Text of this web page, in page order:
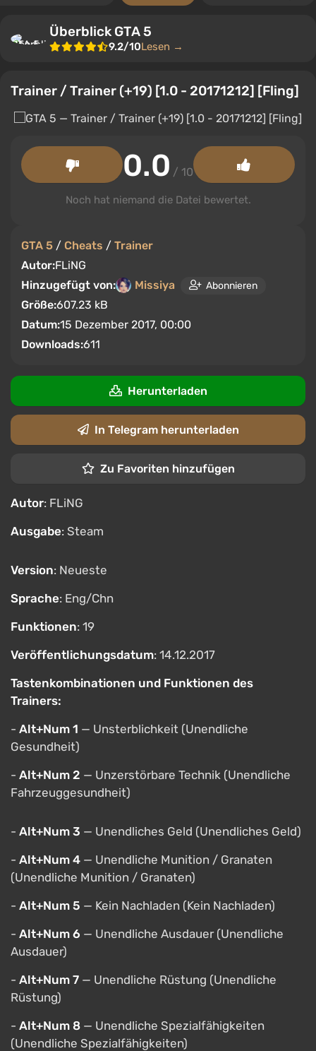
Überblick GTA 5
9.2/10Lesen →
Trainer / Trainer (+19) [1.0 - 20171212] [Fling]
GTA 5 / Cheats / Trainer
Autor:FLiNG
Hinzugefügt von:
Missiya Abonnieren
Größe:607.23 kB
Datum:15 Dezember 2017, 00:00
Downloads:611
0.0 / 10
Noch hat niemand die Datei bewertet.
Herunterladen
In Telegram herunterladen
Zu Favoriten hinzufügen
Autor: FLiNG
Ausgabe: Steam
Version: Neueste
Sprache: Eng/Chn
Funktionen: 19
Veröffentlichungsdatum: 14.12.2017
Tastenkombinationen und Funktionen des
Trainers:
- Alt+Num 1 — Unsterblichkeit (Unendliche
Gesundheit)
- Alt+Num 2 — Unzerstörbare Technik (Unendliche
Fahrzeuggesundheit)
- Alt+Num 3 — Unendliches Geld (Unendliches Geld)
- Alt+Num 4 — Unendliche Munition / Granaten
(Unendliche Munition / Granaten)
- Alt+Num 5 — Kein Nachladen (Kein Nachladen)
- Alt+Num 6 — Unendliche Ausdauer (Unendliche
Ausdauer)
- Alt+Num 7 — Unendliche Rüstung (Unendliche
Rüstung)
- Alt+Num 8 — Unendliche Spezialfähigkeiten
(Unendliche Spezialfähigkeiten)